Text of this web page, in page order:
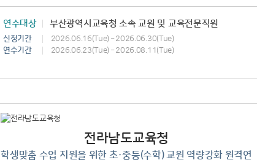
연수대상 부산광역시교육청 소속 교원 및 교육전문직원
신청기간
2026.06.16(Tue) – 2026.06.30(Tue)
연수기간
2026.06.23(Tue) – 2026.08.11(Tue)
전라남도교육청
학생맞춤 수업 지원을 위한 초·중등(수학) 교원 역량강화 원격연